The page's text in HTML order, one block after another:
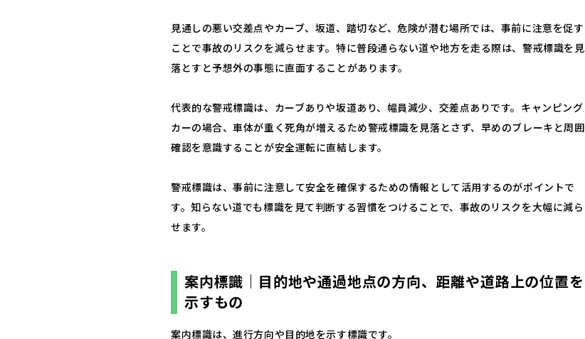
見通しの悪い交差点やカーブ、坂道、踏切など、危険が潜む場所では、事前に注意を促す
ことで事故のリスクを減らせます。特に普段通らない道や地方を走る際は、警戒標識を見
落とすと予想外の事態に直面することがあります。
代表的な警戒標識は、カーブありや坂道あり、幅員減少、交差点ありです。キャンピング
カーの場合、車体が重く死角が増えるため警戒標識を見落とさず、早めのブレーキと周囲
確認を意識することが安全運転に直結します。
警戒標識は、事前に注意して安全を確保するための情報として活用するのがポイントで
す。知らない道でも標識を見て判断する習慣をつけることで、事故のリスクを大幅に減ら
せます。
案内標識｜目的地や通過地点の方向、距離や道路上の位置を
示すもの
案内標識は、進行方向や目的地を示す標識です。